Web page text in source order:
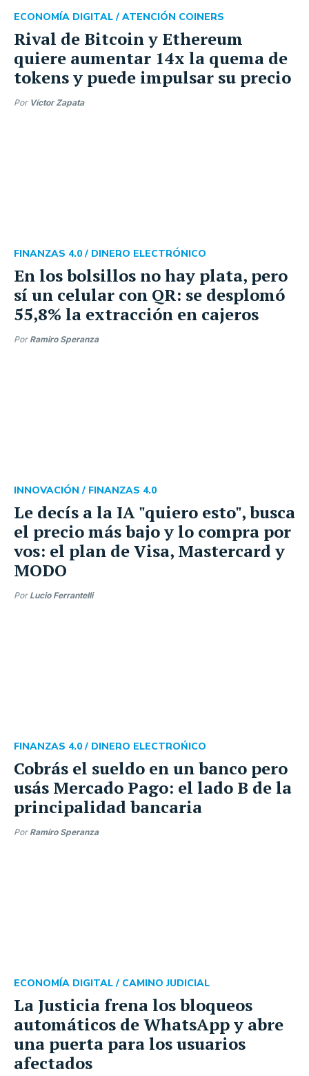
Rival de Bitcoin y Ethereum
quiere aumentar 14x la quema de
tokens y puede impulsar su precio
ECONOMÍA DIGITAL / ATENCIÓN COINERS
Por Víctor Zapata
En los bolsillos no hay plata, pero
sí un celular con QR: se desplomó
55,8% la extracción en cajeros
FINANZAS 4.0 / DINERO ELECTRÓNICO
Por Ramiro Speranza
Le decís a la IA "quiero esto", busca
el precio más bajo y lo compra por
vos: el plan de Visa, Mastercard y
MODO
INNOVACIÓN / FINANZAS 4.0
Por Lucio Ferrantelli
Cobrás el sueldo en un banco pero
usás Mercado Pago: el lado B de la
principalidad bancaria
FINANZAS 4.0 / DINERO ELECTROŃICO
Por Ramiro Speranza
La Justicia frena los bloqueos
automáticos de WhatsApp y abre
una puerta para los usuarios
afectados
ECONOMÍA DIGITAL / CAMINO JUDICIAL